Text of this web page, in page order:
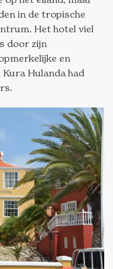
in de tropische
Het hotel viel
door zijn
en
Hulanda had